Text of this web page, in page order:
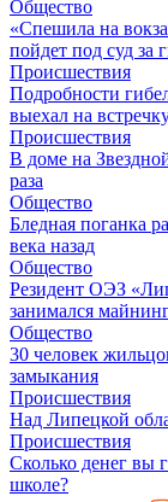
Общество
«Спешила на
пойдет под суд за
Происшествия
Подробности
выехал на
Происшествия
В доме на
раза
Общество
Бледная поганка
века назад
Общество
Резидент ОЭЗ
занимался
Общество
30 человек
замыкания
Происшествия
Над Липецкой
Происшествия
Сколько денег вы
школе?